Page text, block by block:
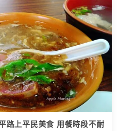
路上平民美食 用餐時段不耐